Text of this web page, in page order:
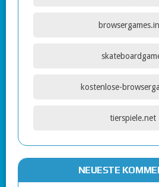
kostenlose-
tierspiele.net
NEUESTE